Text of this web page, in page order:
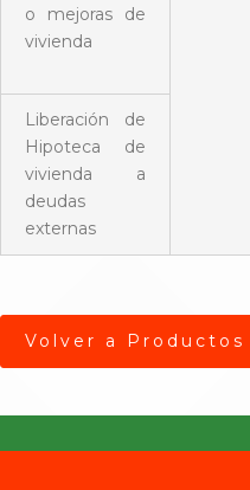
o mejoras de
vivienda
Liberación de
Hipoteca de
vivienda a
deudas
externas
Volver a